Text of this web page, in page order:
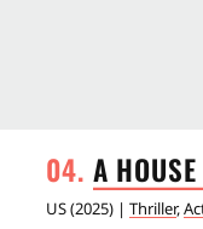
A
US(2025) | Thriller,